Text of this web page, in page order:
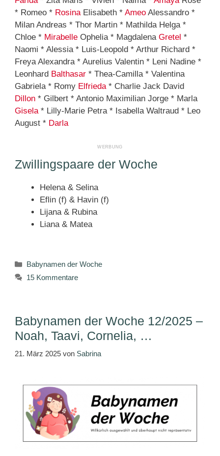
* Romeo * RosinaElisabeth * Ameo Alessandro *
Milan Andreas * Thor Martin * Mathilda Helga *
Chloe * Mirabelle Ophelia * Magdalena Gretel *
Naomi * Alessia * Luis-Leopold * Arthur Richard *
Freya Alexandra * Aurelius Valentin * Leni Nadine *
Leonhard Balthasar * Thea-Camilla * Valentina
Gabriela * Romy Elfrieda* Charlie Jack David
Dillon * Gilbert * Antonio Maximilian Jorge * Marla
Gisela* Lilly-Marie Petra * Isabella Waltraud * Leo
August * Darla
Zwillingspaare der Woche
Helena & Selina
Eflin (f) & Havin (f)
Lijana & Rubina
Liana & Matea
Kategorien
Babynamen der Woche
15 Kommentare
Babynamen der Woche 12/2025 –
Noah, Taavi, Cornelia, …
21. März 2025 von Sabrina